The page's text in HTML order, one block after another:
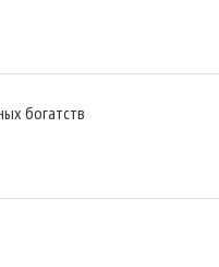
богатств